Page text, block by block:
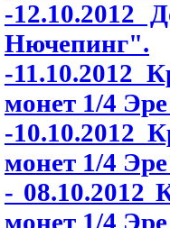
-12.10.2012
Нючепинг".
-11.10.2012
монет 1/4 Эре
-10.10.2012
монет 1/4 Эре
- 08.10.2012
монет 1/4 Эре